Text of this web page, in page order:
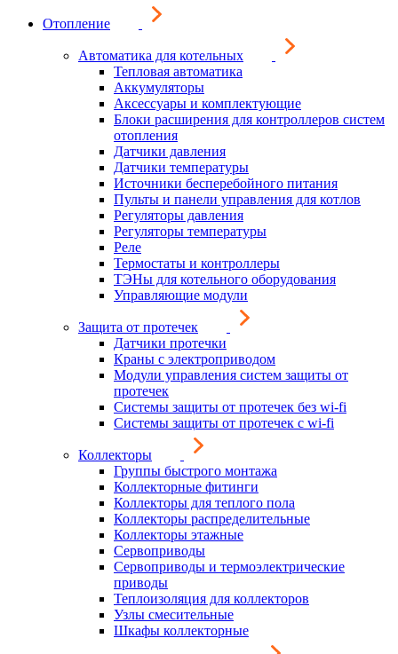
Отопление
Автоматика для котельных
Тепловая автоматика
Аккумуляторы
Аксессуары и комплектующие
Блоки расширения для контроллеров систем
отопления
Датчики давления
Датчики температуры
Источники бесперебойного питания
Пульты и панели управления для котлов
Регуляторы давления
Регуляторы температуры
Реле
Термостаты и контроллеры
ТЭНы для котельного оборудования
Управляющие модули
Защита от протечек
Датчики протечки
Краны с электроприводом
Модули управления систем защиты от
протечек
Системы защиты от протечек без wi-fi
Системы защиты от протечек с wi-fi
Коллекторы
Группы быстрого монтажа
Коллекторные фитинги
Коллекторы для теплого пола
Коллекторы распределительные
Коллекторы этажные
Сервоприводы
Сервоприводы и термоэлектрические
приводы
Теплоизоляция для коллекторов
Узлы смесительные
Шкафы коллекторные